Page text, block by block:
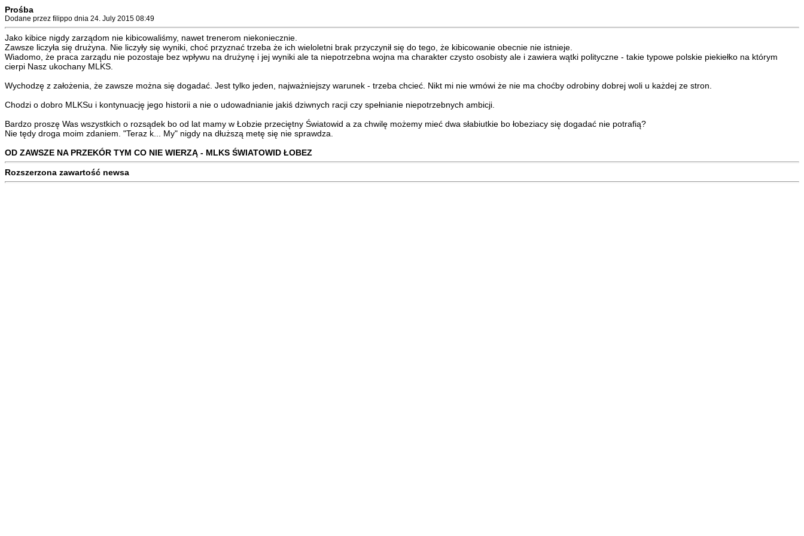
Prośba
Dodane przez filippo dnia 24. July 2015 08:49
Jako kibice nigdy zarządom nie kibicowaliśmy, nawet trenerom niekoniecznie.
Zawsze liczyła się drużyna. Nie liczyły się wyniki, choć przyznać trzeba że ich wieloletni brak przyczynił się do tego, że kibicowanie obecnie nie istnieje.
Wiadomo, że praca zarządu nie pozostaje bez wpływu na drużynę i jej wyniki ale ta niepotrzebna wojna ma charakter czysto osobisty ale i zawiera wątki polityczne - takie typowe polskie piekiełko na którym
cierpi Nasz ukochany MLKS.
Wychodzę z założenia, że zawsze można się dogadać. Jest tylko jeden, najważniejszy warunek - trzeba chcieć. Nikt mi nie wmówi że nie ma choćby odrobiny dobrej woli u każdej ze stron.
Chodzi o dobro MLKSu i kontynuację jego historii a nie o udowadnianie jakiś dziwnych racji czy spełnianie niepotrzebnych ambicji.
Bardzo proszę Was wszystkich o rozsądek bo od lat mamy w Łobzie przeciętny Światowid a za chwilę możemy mieć dwa słabiutkie bo łobeziacy się dogadać nie potrafią?
Nie tędy droga moim zdaniem. "Teraz k... My" nigdy na dłuższą metę się nie sprawdza.
OD ZAWSZE NA PRZEKÓR TYM CO NIE WIERZĄ - MLKS ŚWIATOWID ŁOBEZ
Rozszerzona zawartość newsa